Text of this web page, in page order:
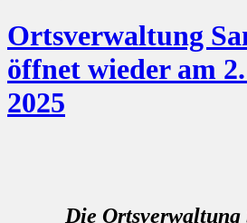
Ortsverwaltung
öffnet wieder am
2025
Die Ortsverwaltung